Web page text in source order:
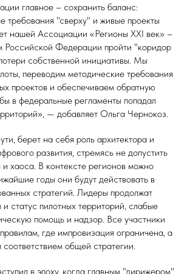
главное – сохранить баланс:
требования "сверху" и живые проекты
нашей Ассоциации «Регионы XXI век» –
Российской Федерации пройти "коридор
собственной инициативы. Мы
переводим методические требования
проектов и обеспечиваем обратную
в федеральные регламенты попадал
— добавляет Ольга Чернокоз.
берет на себя роль архитектора и
развития, стремясь не допустить
хаоса. В контексте регионов можно
годы они будут действовать в
стратегий. Лидеры продолжат
и статус пилотных территорий, слабые
помощь и надзор. Все участники
где импровизация ограничена, а
соответствием общей стратегии.
в эпоху, когда главным "дирижером"